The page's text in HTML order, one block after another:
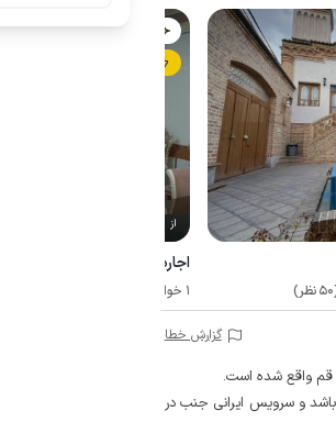
مـمـتــــــاز
از
اجاره سوئیت مبله در قم -
1 خوابه . 90 متر . تا 6 مهمان
گزارش خطا
قم واقع شده است.
می باشد و سرویس ایرانی جنب در